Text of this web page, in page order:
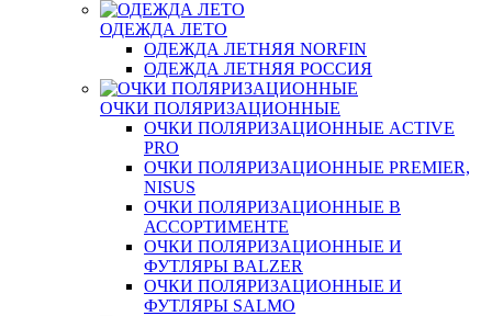
ОДЕЖДА ЛЕТО
ОДЕЖДА ЛЕТНЯЯ NORFIN
ОДЕЖДА ЛЕТНЯЯ РОССИЯ
ОЧКИ ПОЛЯРИЗАЦИОННЫЕ
ОЧКИ ПОЛЯРИЗАЦИОННЫЕ ACTIVE
PRO
ОЧКИ ПОЛЯРИЗАЦИОННЫЕ PREMIER,
NISUS
ОЧКИ ПОЛЯРИЗАЦИОННЫЕ В
АССОРТИМЕНТЕ
ОЧКИ ПОЛЯРИЗАЦИОННЫЕ И
ФУТЛЯРЫ BALZER
ОЧКИ ПОЛЯРИЗАЦИОННЫЕ И
ФУТЛЯРЫ SALMO